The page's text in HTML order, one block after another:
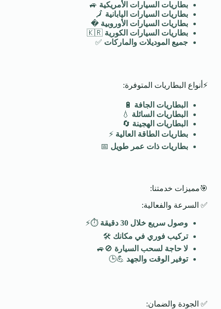
بطاريات السيارات الأمريكية 🚙
بطاريات السيارات اليابانية 🗾
بطاريات السيارات الأوروبية �️
بطاريات السيارات الكورية
جميع الموديلات والماركات ✅
⚡أنواع البطاريات المتوفرة:
البطاريات الجافة 🔋
البطاريات السائلة 💧
البطاريات الهجينة 🔄
بطاريات الطاقة العالية ⚡
بطاريات ذات عمر طويل 📅
🎯مميزات خدمتنا:
✅ السرعة والفعالية:
وصول سريع خلال 30 دقيقة
⏱️⚡
تركيب فوري في مكانك 🛠️
لا حاجة لسحب السيارة 🚫🚙
توفير الوقت والجهد 💪🕒
✅ الجودة والضمان: